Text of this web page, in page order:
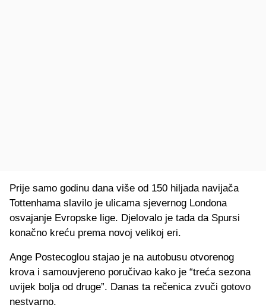
Prije samo godinu dana više od 150 hiljada navijača
Tottenhama slavilo je ulicama sjevernog Londona
osvajanje Evropske lige. Djelovalo je tada da Spursi
konačno kreću prema novoj velikoj eri.
Ange Postecoglou stajao je na autobusu otvorenog
krova i samouvjereno poručivao kako je “treća sezona
uvijek bolja od druge”. Danas ta rečenica zvuči gotovo
nestvarno.